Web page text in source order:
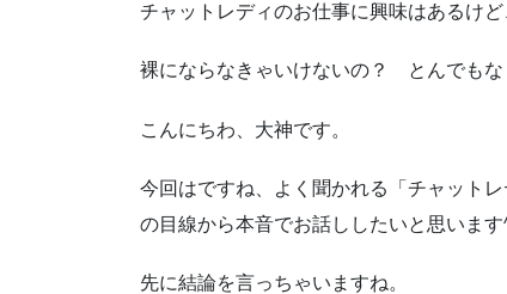
チャットレディのお仕事に興味はあるけ
裸にならなきゃいけないの？ とんでもな
こんにちわ、大神です。
今回はですね、よく聞かれる「チャット
の目線から本音でお話ししたいと思いま
先に結論を言っちゃいますね。